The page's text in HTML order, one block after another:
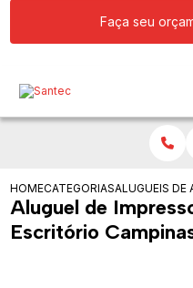
Faça seu
HOMECATEGORIASALUGUEIS DE
Aluguel de
Escritório